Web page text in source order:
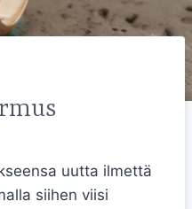
uutta ilmettä
siihen viisi